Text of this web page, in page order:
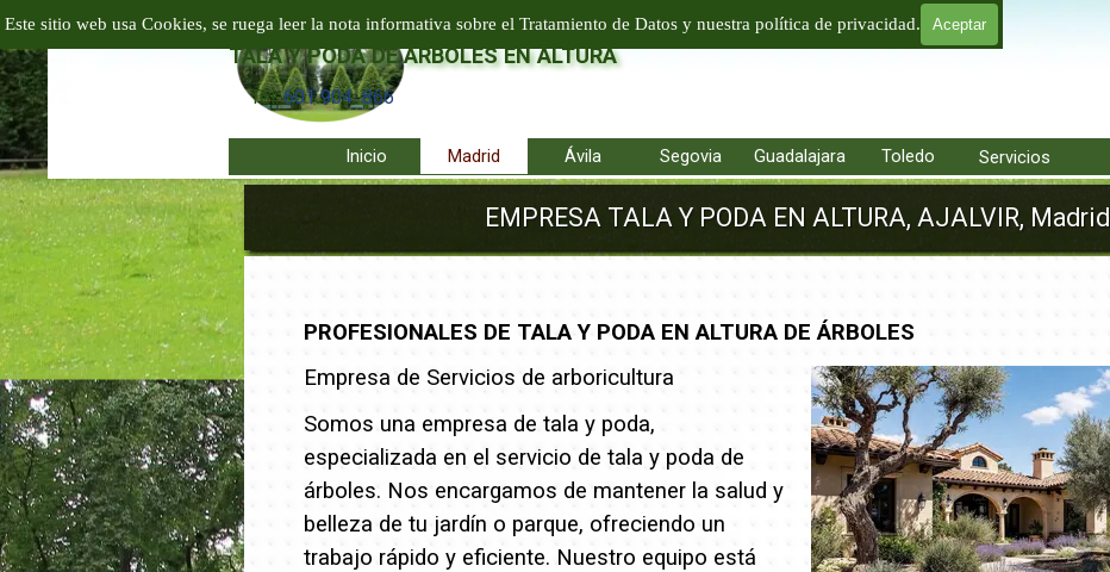
Este sitio web usa Cookies, se ruega leer la nota informativa sobre el Tratamiento de Datos y nuestra política de privacidad. Aceptar
EMPRESA PODA Y TALA EN ALTURA
TALA Y PODA DE ÁRBOLES EN ALTURA
Tel:601 904 866
Saltar menú
Inicio Madrid ▼
Ávila ▼
Segovia ▼
Guadalajara ▼
Toledo ▼
Servicios
EMPRESA TALA Y PODA EN ALTURA, AJALVIR, Madrid
PROFESIONALES DE TALA Y PODA EN ALTURA DE ÁRBOLES
Empresa de Servicios de arboricultura
Somos una empresa de tala y poda,
especializada en el servicio de tala y poda de
árboles. Nos encargamos de mantener la salud y
belleza de tu jardín o parque, ofreciendo un
trabajo rápido y eficiente. Nuestro equipo está